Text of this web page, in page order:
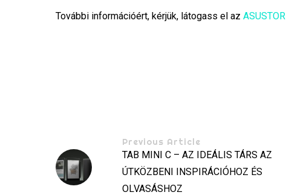
További információért, kérjük, látogass el azASUSTOR
Previous Article
TAB MINI C – AZ IDEÁLIS TÁRS AZ
ÚTKÖZBENI INSPIRÁCIÓHOZ ÉS
OLVASÁSHOZ